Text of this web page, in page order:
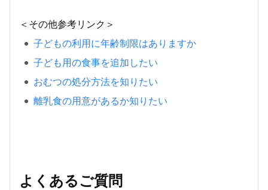
＜その他参考リンク＞
子どもの利用に年齢制限はありますか
子ども用の食事を追加したい
おむつの処分方法を知りたい
離乳食の用意があるか知りたい
よくあるご質問